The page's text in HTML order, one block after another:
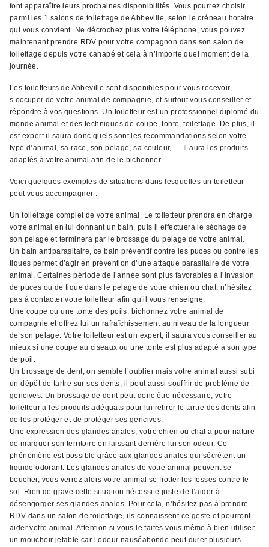
font apparaître leurs prochaines disponibilités. Vous pourrez choisir
parmi les 1 salons de toilettage de Abbeville, selon le créneau horaire
qui vous convient. Ne décrochez plus votre téléphone, vous pouvez
maintenant prendre RDV pour votre compagnon dans son salon de
toilettage depuis votre canapé et cela à n’importe quel moment de la
journée.
Les toiletteurs de Abbeville sont disponibles pour vous recevoir,
s’occuper de votre animal de compagnie, et surtout vous conseiller et
répondre à vos questions. Un toiletteur est un professionnel diplomé du
monde animal et des techniques de coupe, tonte, toilettage. De plus, il
est expert il saura donc quels sont les recommandations selon votre
type d’animal, sa race, son pelage, sa couleur, … Il aura les produits
adaptés à votre animal afin de le bichonner.
Voici quelques exemples de situations dans lesquelles un toiletteur
peut vous accompagner :
Un toilettage complet de votre animal. Le toiletteur prendra en charge
votre animal en lui donnant un bain, puis il effectuera le séchage de
son pelage et terminera par le brossage du pelage de votre animal.
Un bain antiparasitaire, ce bain préventif contre les puces ou contre les
tiques permet d’agir en prévention d’une attaque parasitaire de votre
animal. Certaines période de l’année sont plus favorables à l’invasion
de puces ou de tique dans le pelage de votre chien ou chat, n’hésitez
pas à contacter votre toiletteur afin qu’il vous renseigne.
Une coupe ou une tonte des poils, bichonnez votre animal de
compagnie et offrez lui un rafraîchissement au niveau de la longueur
de son pelage. Votre toiletteur est un expert, il saura vous conseiller au
mieux si une coupe au ciseaux ou une tonte est plus adapté à son type
de poil.
Un brossage de dent, on semble l’oublier mais votre animal aussi subi
un dépôt de tartre sur ses dents, il peut aussi souffrir de problème de
gencives. Un brossage de dent peut donc être nécessaire, votre
toiletteur a les produits adéquats pour lui retirer le tartre des dents afin
de les protéger et de protéger ses gencives.
Une expression des glandes anales, votre chien ou chat a pour nature
de marquer son territoire en laissant derrière lui son odeur. Ce
phénomène est possible grâce aux glandes anales qui sécrètent un
liquide odorant. Les glandes anales de votre animal peuvent se
boucher, vous verrez alors votre animal se frotter les fesses contre le
sol. Rien de grave cette situation nécessite juste de l’aider à
désengorger ses glandes anales. Pour cela, n’hésitez pas à prendre
RDV dans un salon de toilettage, ils connaissent ce geste et pourront
aider votre animal. Attention si vous le faites vous même à bien utiliser
un mouchoir jetable car l’odeur nauséabonde peut durer plusieurs